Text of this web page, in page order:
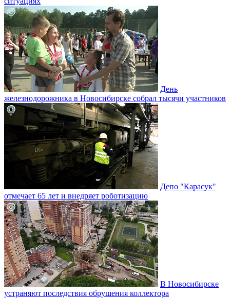
День
железнодорожника в Новосибирске собрал тысячи участников
Депо "Карасук"
отмечает 65 лет и внедряет роботизацию
В Новосибирске
устраняют последствия обрушения коллектора